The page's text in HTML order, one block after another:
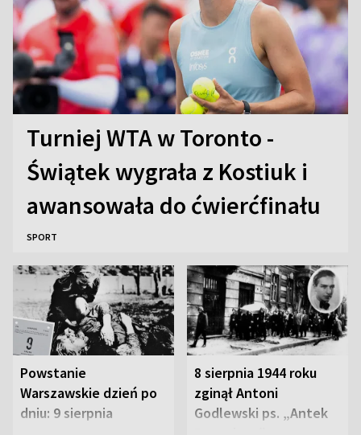
Turniej WTA w Toronto -
Świątek wygrała z Kostiuk i
awansowała do ćwierćfinału
SPORT
Powstanie
Warszawskie dzień po
dniu: 9 sierpnia
8 sierpnia 1944 roku
zginął Antoni
Godlewski ps. „Antek